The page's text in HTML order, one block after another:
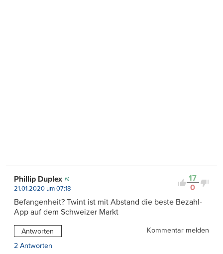
17
0
Phillip Duplex
21.01.2020 um 07:18
Befangenheit? Twint ist mit Abstand die beste Bezahl-
App auf dem Schweizer Markt
Antworten
Kommentar melden
2 Antworten